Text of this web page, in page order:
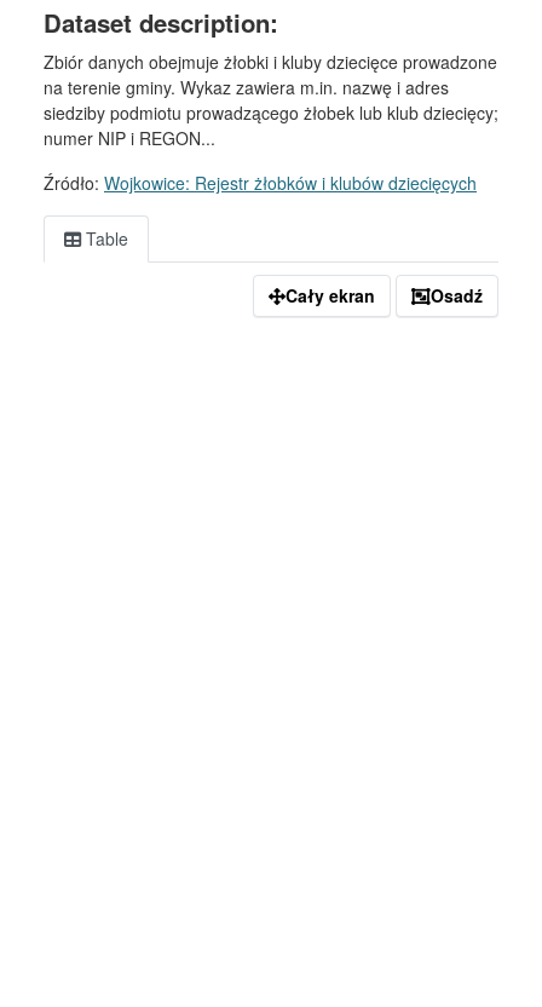
Dataset description:
Zbiór danych obejmuje żłobki i kluby dziecięce prowadzone
na terenie gminy. Wykaz zawiera m.in. nazwę i adres
siedziby podmiotu prowadzącego żłobek lub klub dziecięcy;
numer NIP i REGON...
Źródło: Wojkowice: Rejestr żłobków i klubów dziecięcych
Table
Cały ekran Osadź